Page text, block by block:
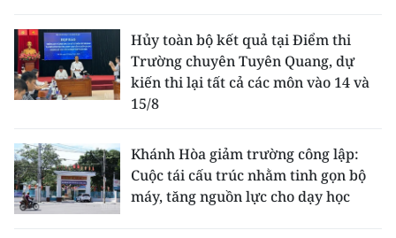
Hủy toàn bộ kết quả tại Điểm thi
Trường chuyên Tuyên Quang, dự
kiến thi lại tất cả các môn vào 14 và
15/8
Khánh Hòa giảm trường công lập:
Cuộc tái cấu trúc nhằm tinh gọn bộ
máy, tăng nguồn lực cho dạy học